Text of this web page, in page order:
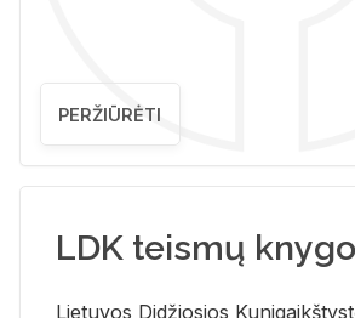
PERŽIŪRĖTI
LDK teismų
Lie­tu­vos Di­džio­sios